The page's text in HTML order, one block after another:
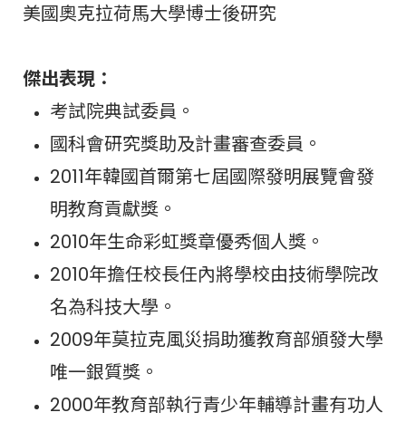
美國奧克拉荷馬大學博士後研究
傑出表現：
考試院典試委員。
國科會研究獎助及計畫審查委員。
2011年韓國首爾第七屆國際發明展覽會發
明教育貢獻獎。
2010年生命彩虹獎章優秀個人獎。
2010年擔任校長任內將學校由技術學院改
名為科技大學。
2009年莫拉克風災捐助獲教育部頒發大學
唯一銀質獎。
2000年教育部執行青少年輔導計畫有功人